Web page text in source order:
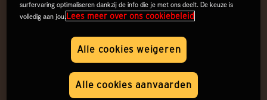
surfervaring optimaliseren dankzij de info die je met ons deelt. De keuze is
volledig aan jou.Lees meer over ons cookiebeleid
Alle cookies weigeren
Alle cookies aanvaarden